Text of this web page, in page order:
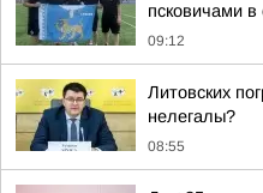
псковичами
09:12
Литовских
нелегалы?
08:55